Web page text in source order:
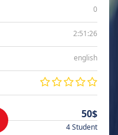
0
2:51:26
english
50$
4 Student